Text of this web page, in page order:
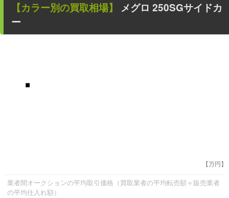
【カラー別の買取相場】
メグロ 250SGサイドカ
ー
■
【万円】
業者間オークションの平均取引価格（買取業者の平均転売額＝販売業者
の平均仕入れ額）